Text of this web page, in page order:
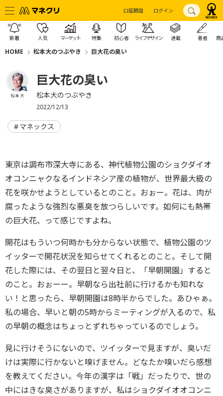
口座開設 ログイン
新着 人気 マーケット 特集 初心者 ライフデザイン 連載 著者 商
HOME 松本大のつぶやき 巨大花の臭い
松本 大
巨大花の臭い
松本大のつぶやき
2022/12/13
マネックス
東京は調布市深大寺にある、神代植物公園のショクダイオ
オコンニャクなるインドネシア産の植物が、世界最大級の
花を咲かせようとしているとのこと。おぉー。花は、肉が
腐ったような強烈な悪臭を放つらしいです。如何にも熱帯
の巨大花、って感じですよね。
開花はもういつ何時かも分からない状態で、植物公園のツ
イッターで開花状況を知らせてくれるとのこと。そして開
花した際には、その翌日と翌々日と、「早朝開園」すると
のこと。おぉーー。早朝なら出社前に行けるかも知れな
い！と思ったら、早朝開園は8時半からでした。あひゃぁ。
私の場合、早いと朝の5時からミーティングが入るので、私
の早朝の概念はちょっとずれちゃっているのでしょう。
見に行けそうにないので、ツイッターで見ますが、臭いだ
けは実際に行かないと嗅げません。どなたか嗅いだら感想
を教えてください。今年の漢字は「戦」だったりで、世の
中にはきな臭さがありますが、私はショクダイオオコンニ